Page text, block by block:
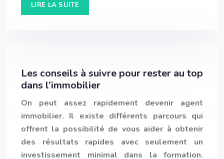
LIRE LA SUITE
Les conseils à suivre pour rester au top
dans l’immobilier
On peut assez rapidement devenir agent
immobilier. Il existe différents parcours qui
offrent la possibilité de vous aider à obtenir
des résultats rapides avec seulement un
investissement minimal dans la formation.